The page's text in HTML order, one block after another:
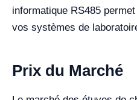
informatique RS485
vos systèmes de
Prix du Marché